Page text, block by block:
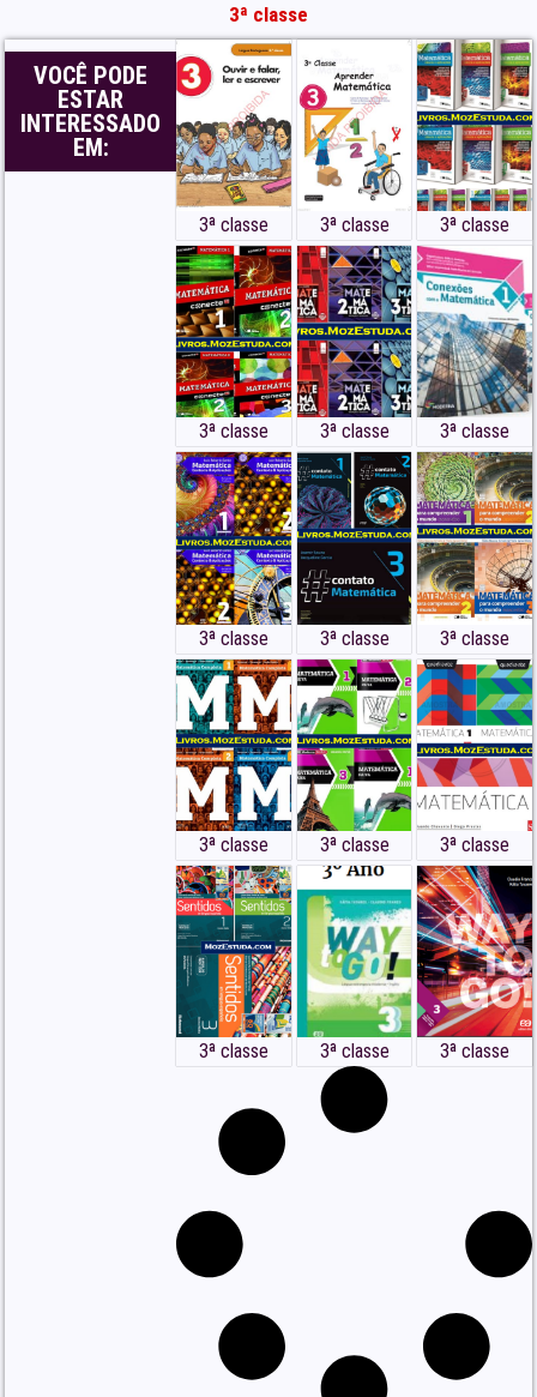
3ª classe
VOCÊ PODE
ESTAR
INTERESSADO
EM:
3ª classe 3ª classe 3ª classe
3ª classe 3ª classe 3ª classe
3ª classe 3ª classe 3ª classe
3ª classe 3ª classe 3ª classe
3ª classe 3ª classe 3ª classe